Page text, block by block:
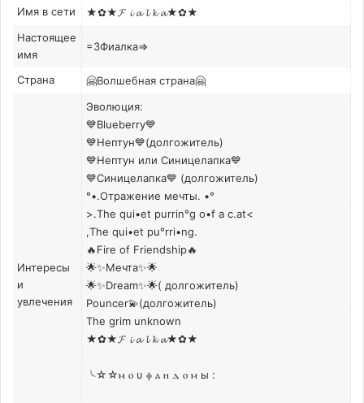
Имя в сети
★✿★𝓕 𝓲 𝓪 𝓵 𝓴 𝓪★✿★
Настоящее
имя
=3Фиалка=>
Страна 🤗Волшебная страна🤗
Интересы
и
увлечения
Эволюция:
💙Blueberry💙
💙Нептун💙(долгожитель)
💙Нептун или Синицелапка💙
💙Синицелапка💙 (долгожитель)
°•.Отражение мечты. •°
>.The qui•et purrin°g o•f a c.at<
,The qui•et pu°rri•ng.
🔥Fire of Friendship🔥
🌟✨Мечта✨🌟
🌟✨Dream✨🌟( долгожитель)
Pouncer💫(долгожитель)
The grim unknown
★✿★𝓕 𝓲 𝓪 𝓵 𝓴 𝓪★✿★
╰☆☆ⲙ ⲟ υ ⲫ ⲁ ⲏ ⲇ ⲟ ⲙ ы :